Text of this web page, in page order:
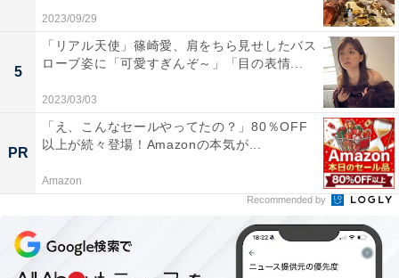
2023/09/29
5
「リアル天使」篠崎愛、肩をちら見せしたバス
ローブ姿に「可愛すぎんぞ～」「目の表情...
2023/03/03
PR
「え、こんなセールやってたの？」80％OFF
以上が続々登場！Amazonの本気が...
Amazon
Recommended by